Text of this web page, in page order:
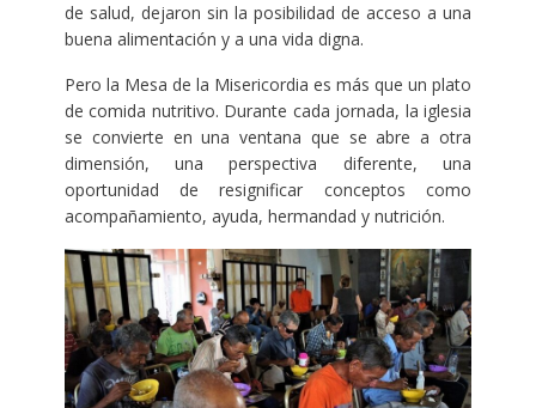
de salud, dejaron sin la posibilidad de acceso a una
buena alimentación y a una vida digna.
Pero la Mesa de la Misericordia es más que un plato
de comida nutritivo. Durante cada jornada, la iglesia
se convierte en una ventana que se abre a otra
dimensión, una perspectiva diferente, una
oportunidad de resignificar conceptos como
acompañamiento, ayuda, hermandad y nutrición.